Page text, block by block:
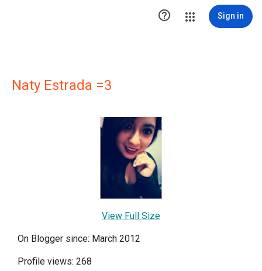
 Sign in
Naty Estrada =3
View Full Size
On Blogger since: March 2012
Profile views: 268